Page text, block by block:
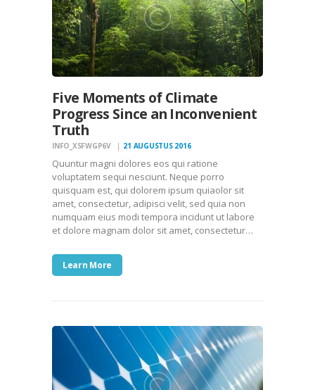
Five Moments of Climate
Progress Since an Inconvenient
Truth
INFO_XSFWGP6V 21 AUGUSTUS 2016
Quuntur magni dolores eos qui ratione
voluptatem sequi nesciunt. Neque porro
quisquam est, qui dolorem ipsum quiaolor sit
amet, consectetur, adipisci velit, sed quia non
numquam eius modi tempora incidunt ut labore
et dolore magnam dolor sit amet, consectetur…
Learn More